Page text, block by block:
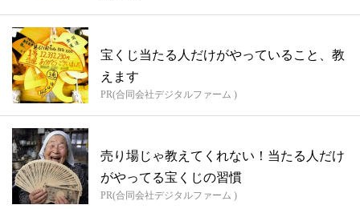
宝くじ当たる人だけがやっていること、教
えます
PR(合同会社デジタルファーム )
売り場じゃ教えてくれない！当たる人だけ
がやってる宝くじの習慣
PR(合同会社デジタルファーム )